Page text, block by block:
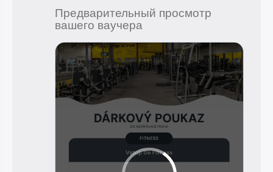
Предварительный просмотр
вашего ваучера